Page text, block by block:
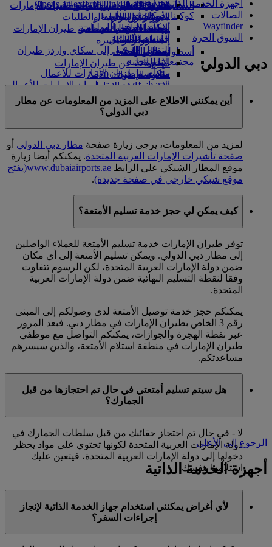
تناول الطعام في الدرجة السياحية
الممتازة
وجبات الدرجة السياحية
المشروبات
أسطول طائراتنا
بوينج 777
طائرة الإمارات A380
A350 طائرة الإمارات
الإمارات للطيران الخاص
توزيع المقاعد
السوق الحرة
متجرنا الرسمي
التسلية للأطفال
الترفيه عن الأطفال
ألعاب الأطفال
أنشطة للأطفال
in a new tab
كوكبنا
الاستدامة في العمليات
السياسة البيئية
التقارير البيئية
مجتمعاتنا المحلية
مؤسسة طيران الإمارات للأعمال
الإنسانيةمؤسسة طيران الإمارات للأعمال
الإنسانية Opens an external link in a new
tab
الرعاية
Opens an external link in a new tab
شركاؤنا
سكاي واردز رايل
حاسبة الأميال
تسجيل الدخول إلى سكاي واردز طيران
الإمارات
سكاي واردز+
السفر لأصحاب الهمم مع طيران الإمارات
المساعدة الخاصة والطلبات
تجربتكم على متن الطائرة
الأدوات والموارد
الهاتف المتحرك وتطبيق طيران الإمارات
إلغاء حجز أو تغييره
تعطل الرحلات
معلومات عن طيران الإمارات
أجهزة الخدمة الذاتية
الصالات
Wayfinder
السوق الحرة
دبي الدولي
أين يمكنني الاطلاع على المزيد من المعلومات عن مطار
دبي الدولي؟
لمزيد من المعلومات، يرجى زيارة صفحة مطار دبي الدولي أو
صفحة تأشيرات الإمارات العربية المتحدة. يمكنكم أيضا زيارة
موقع المطار الشبكي على الرابط www.dubaiairports.ae(يفتح
موقع شبكي خارجي في صفحة جديدة).
كيف يمكن لي حجز خدمة تسليم الأمتعة؟
توفر طيران الإمارات خدمة تسليم الأمتعة للعملاء الواصلين
إلى مطار دبي الدولي. ويمكن تسليم الأمتعة إلى أي مكان
ضمن دولة الإمارات العربية المتحدة، لكن الرسوم تتفاوت
وفقا لنقطة التسليم النهائية ضمن دولة الإمارات العربية
المتحدة.
يمكنكم حجز خدمة توصيل الأمتعة لدى وصولكم إلى المبنى
رقم 3 الخاص بطيران الإمارات في مطار دبي. فبعد المرور
عبر نقطة الهجرة والجوازات، يمكنكم التواصل مع موظفي
طيران الإمارات في منطقة استلام الأمتعة، والذين سيسرهم
مساعدتكم.
هل سيتم تسليم أمتعتي في حال تم احتجازها من قبل
الجمارك؟
لا - في حال تم احتجاز حقائبك من قبل سلطات الجمارك في
دولة الإمارات العربية المتحدة لكونها تحتوي على مواد يحظر
دخولها إلى دولة الإمارات العربية المتحدة، فيتعين عليك
استلامها بنفسك.
الرجوع إلى الأعلى
أجهزة الخدمة الذاتية
لأي أغراض يمكنني استخدام جهاز الخدمة الذاتية لإنجاز
إجراءات السفر؟